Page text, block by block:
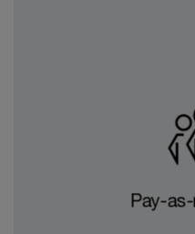
Pay-
mechanizmus
pri ktorom sa
hodinovej
odberu sa